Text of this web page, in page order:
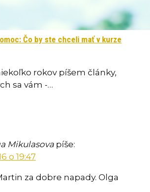
Čo by ste chceli mať v kurze
rokov píšem články,
sa vám -…
Mikulasova píše:
o 19:47
za dobre napady. Olga